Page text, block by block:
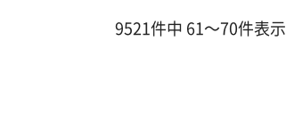
9521件中 61～70件表示